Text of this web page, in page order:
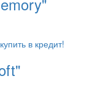
в кредит!